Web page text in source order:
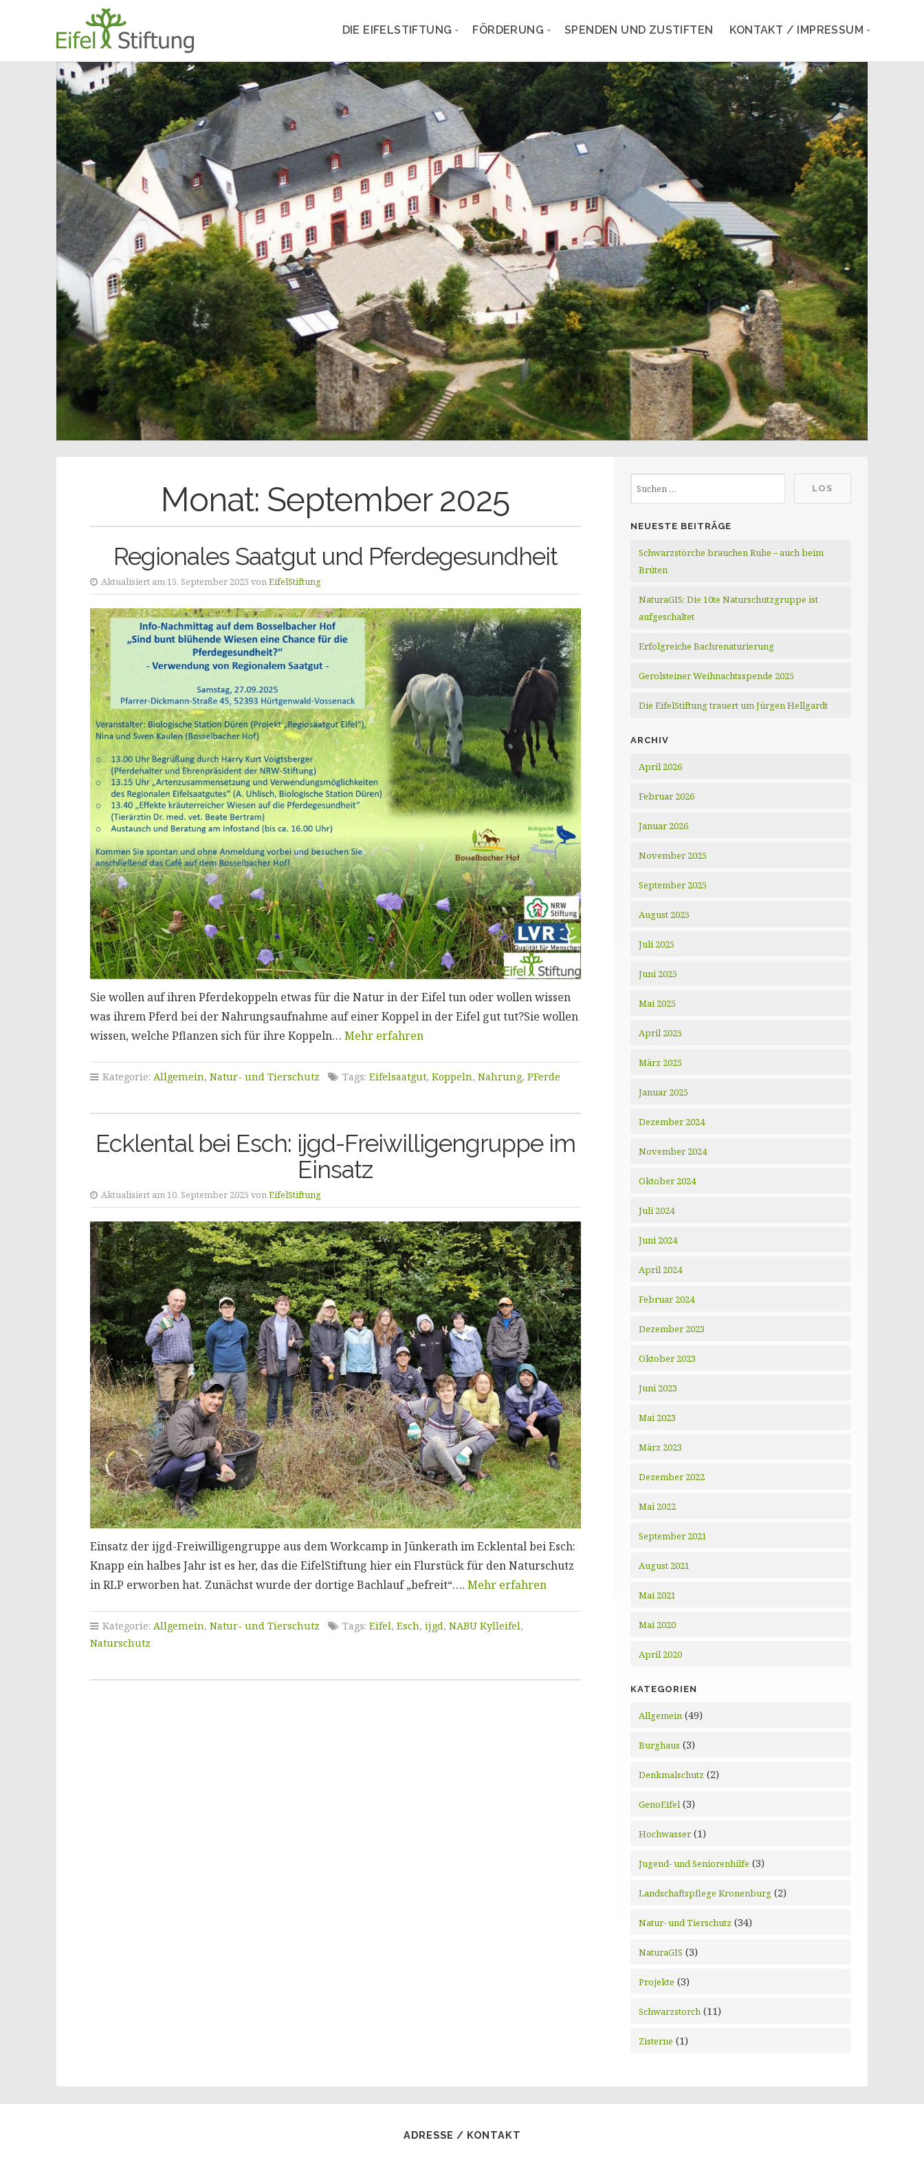
DIE EIFELSTIFTUNG FÖRDERUNG SPENDEN UND ZUSTIFTEN KONTAKT / IMPRESSUM
Monat: September 2025
Regionales Saatgut und Pferdegesundheit
Aktualisiert am 15. September 2025 vonEifelStiftung
Sie wollen auf ihren Pferdekoppeln etwas für die Natur in der Eifel tun oder wollen wissen
was ihrem Pferd bei der Nahrungsaufnahme auf einer Koppel in der Eifel gut tut?Sie wollen
wissen, welche Pflanzen sich für ihre Koppeln… Mehr erfahren
Kategorie: Allgemein, Natur- und Tierschutz Tags: Eifelsaatgut, Koppeln, Nahrung, PFerde
Ecklental bei Esch: ijgd-Freiwilligengruppe im
Einsatz
Aktualisiert am 10. September 2025 vonEifelStiftung
Einsatz der ijgd-Freiwilligengruppe aus dem Workcamp in Jünkerath im Ecklental bei Esch:
Knapp ein halbes Jahr ist es her, das die EifelStiftung hier ein Flurstück für den Naturschutz
in RLP erworben hat. Zunächst wurde der dortige Bachlauf „befreit“…. Mehr erfahren
Kategorie: Allgemein, Natur- und Tierschutz Tags: Eifel, Esch, ijgd, NABU Kylleifel,
Naturschutz
NEUESTE BEITRÄGE
Schwarzstörche brauchen Ruhe – auch beim
Brüten
NaturaGIS: Die 10te Naturschutzgruppe ist
aufgeschaltet
Erfolgreiche Bachrenaturierung
Gerolsteiner Weihnachtsspende 2025
Die EifelStiftung trauert um Jürgen Hellgardt
ARCHIV
April 2026
Februar 2026
Januar 2026
November 2025
September 2025
August 2025
Juli 2025
Juni 2025
Mai 2025
April 2025
März 2025
Januar 2025
Dezember 2024
November 2024
Oktober 2024
Juli 2024
Juni 2024
April 2024
Februar 2024
Dezember 2023
Oktober 2023
Juni 2023
Mai 2023
März 2023
Dezember 2022
Mai 2022
September 2021
August 2021
Mai 2021
Mai 2020
April 2020
KATEGORIEN
Allgemein (49)
Burghaus (3)
Denkmalschutz (2)
GenoEifel(3)
Hochwasser (1)
Jugend- und Seniorenhilfe (3)
Landschaftspflege Kronenburg (2)
Natur- und Tierschutz (34)
NaturaGIS (3)
Projekte (3)
Schwarzstorch (11)
Zisterne (1)
ADRESSE / KONTAKT